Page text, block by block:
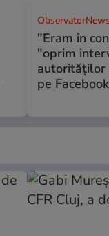
"Eram în
"oprim
autorităţilor
pe Facebook